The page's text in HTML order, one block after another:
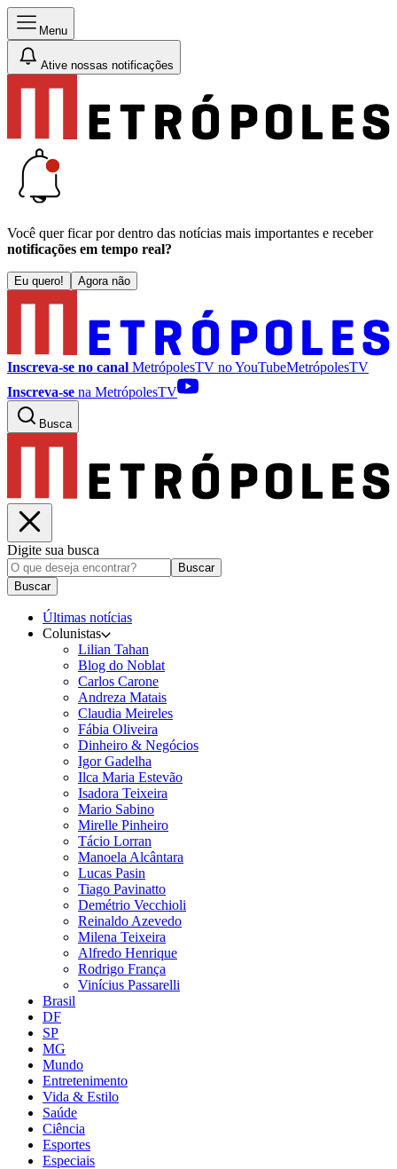
Menu
Ative nossas notificações
Você quer ficar por dentro das notícias mais importantes e receber
notificações em tempo real?
Eu quero! Agora não
Inscreva-se no canal MetrópolesTV noYouTubeMetrópolesTV
Inscreva-se na MetrópolesTV
Busca
Digite sua busca
Buscar
Buscar
Últimas notícias
Colunistas
Lilian Tahan
Blog do Noblat
Carlos Carone
Andreza Matais
Claudia Meireles
Fábia Oliveira
Dinheiro & Negócios
Igor Gadelha
Ilca Maria Estevão
Isadora Teixeira
Mario Sabino
Mirelle Pinheiro
Tácio Lorran
Manoela Alcântara
Lucas Pasin
Tiago Pavinatto
Demétrio Vecchioli
Reinaldo Azevedo
Milena Teixeira
Alfredo Henrique
Rodrigo França
Vinícius Passarelli
Brasil
DF
SP
MG
Mundo
Entretenimento
Vida & Estilo
Saúde
Ciência
Esportes
Especiais